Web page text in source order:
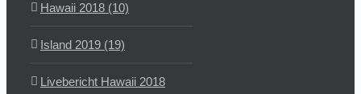
Hawaii 2018 (10)
Island 2019 (19)
Livebericht Hawaii 2018